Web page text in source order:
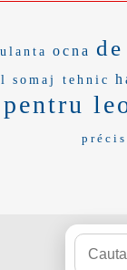
ocna
somaj tehnic
pentru